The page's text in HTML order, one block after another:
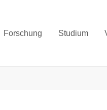
Forschung Studium